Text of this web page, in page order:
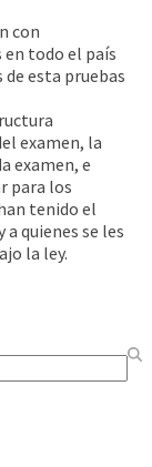
con
todo el país
de esta pruebas
examen, la
examen, e
para los
tenido el
quienes se les
la ley.